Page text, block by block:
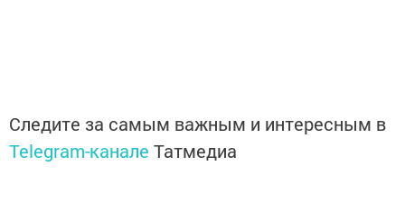
Следите за самым важным и интересным в
Telegram-канале Татмедиа